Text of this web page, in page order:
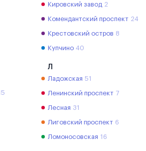
Кировский завод 2
Комендантский проспект 24
Крестовский остров 8
Купчино 40
Л
Ладожская 51
Ленинский проспект 7
Лесная 31
Лиговский проспект 6
Ломоносовская 16